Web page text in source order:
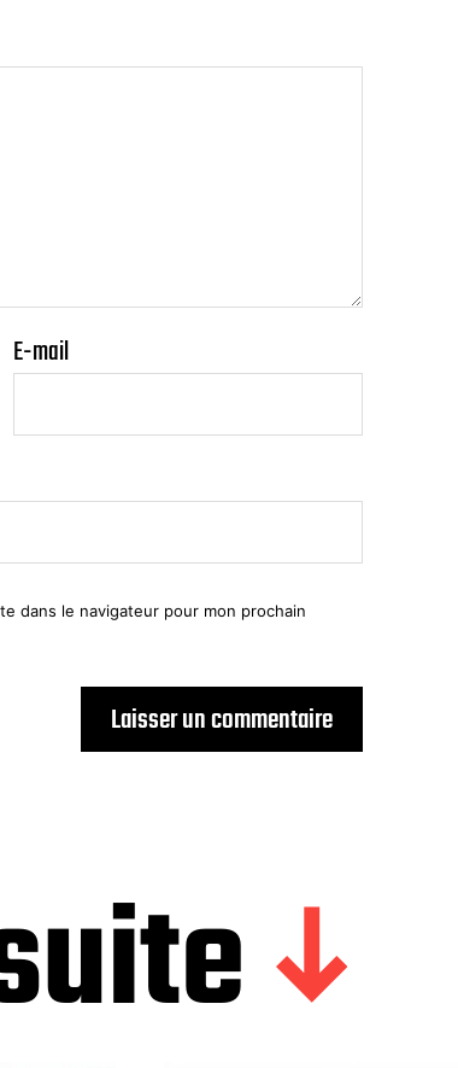
E-mail
dans le navigateur pour mon prochain